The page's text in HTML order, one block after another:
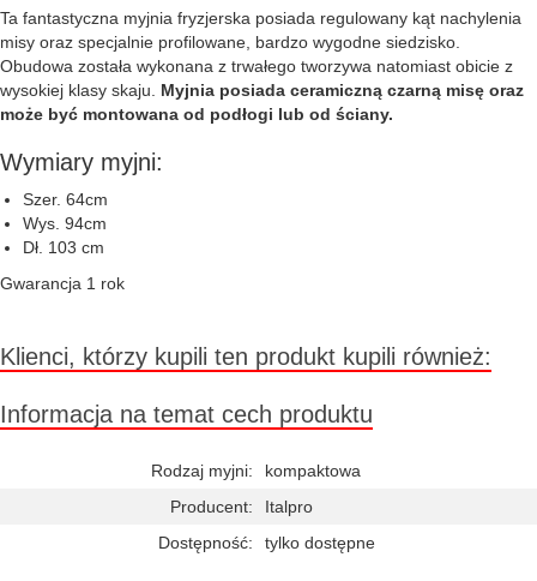
Ta fantastyczna myjnia fryzjerska posiada regulowany kąt nachylenia
misy oraz specjalnie profilowane, bardzo wygodne siedzisko.
Obudowa została wykonana z trwałego tworzywa natomiast obicie z
wysokiej klasy skaju. Myjnia posiada ceramiczną czarną misę oraz
może być montowana od podłogi lub od ściany.
Wymiary myjni:
Szer. 64cm
Wys. 94cm
Dł. 103 cm
Gwarancja 1 rok
Klienci, którzy kupili ten produkt kupili również:
Informacja na temat cech produktu
Rodzaj myjni:
kompaktowa
Producent:
Italpro
Dostępność:
tylko dostępne